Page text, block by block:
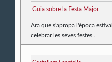
Guia sobre la Festa Major
Ara que s'apropa l'època
celebrar les seves festes...